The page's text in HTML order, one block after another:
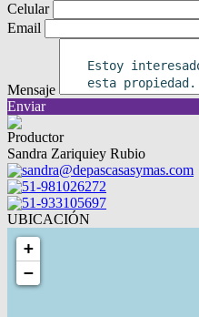
Celular
Email
Mensaje
Enviar
Productor
Sandra Zariquiey Rubio
sandra@depascasasymas.com
51-981026272
51-933105697
UBICACIÓN
+
−